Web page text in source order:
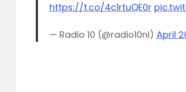
https://t.co/4c1rtuQE0r
— Radio 10 (@radio10nl) April